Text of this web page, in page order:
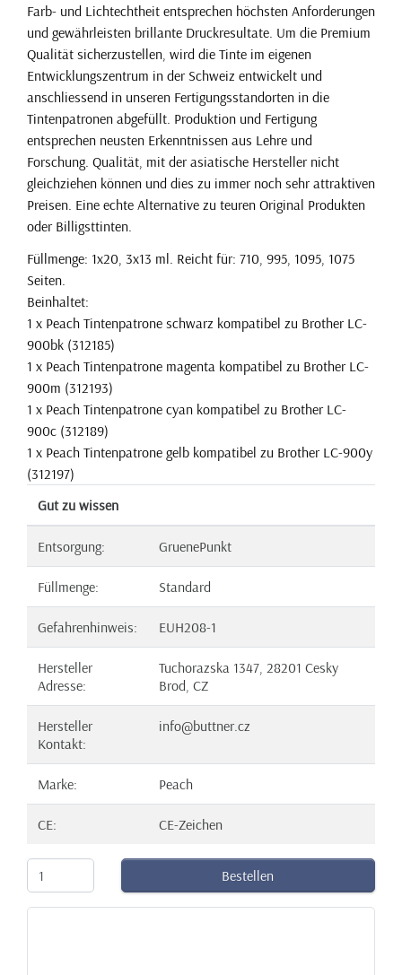
Farb- und Lichtechtheit entsprechen höchsten Anforderungen
und gewährleisten brillante Druckresultate. Um die Premium
Qualität sicherzustellen, wird die Tinte im eigenen
Entwicklungszentrum in der Schweiz entwickelt und
anschliessend in unseren Fertigungsstandorten in die
Tintenpatronen abgefüllt. Produktion und Fertigung
entsprechen neusten Erkenntnissen aus Lehre und
Forschung. Qualität, mit der asiatische Hersteller nicht
gleichziehen können und dies zu immer noch sehr attraktiven
Preisen. Eine echte Alternative zu teuren Original Produkten
oder Billigsttinten.
Füllmenge: 1x20, 3x13 ml. Reicht für: 710, 995, 1095, 1075
Seiten.
Beinhaltet:
1 x Peach Tintenpatrone schwarz kompatibel zu Brother LC-
900bk (312185)
1 x Peach Tintenpatrone magenta kompatibel zu Brother LC-
900m (312193)
1 x Peach Tintenpatrone cyan kompatibel zu Brother LC-
900c (312189)
1 x Peach Tintenpatrone gelb kompatibel zu Brother LC-900y
(312197)
Gut zu wissen
Entsorgung: GruenePunkt
Füllmenge: Standard
Gefahrenhinweis: EUH208-1
Hersteller
Adresse:
Tuchorazska 1347, 28201 Cesky
Brod, CZ
Hersteller
Kontakt:
info@buttner.cz
Marke: Peach
CE: CE-Zeichen
Bestellen